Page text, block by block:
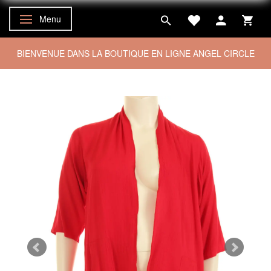
Basculer la navigation
Menu
BIENVENUE DANS LA BOUTIQUE EN LIGNE ANGEL CIRCLE